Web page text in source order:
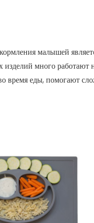
малышей
много работают
еды, помогают